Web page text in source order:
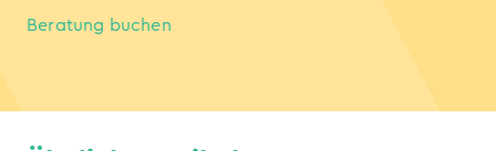
Beratung buchen